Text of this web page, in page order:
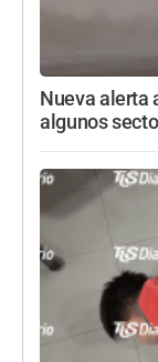
Nueva alerta
algunos